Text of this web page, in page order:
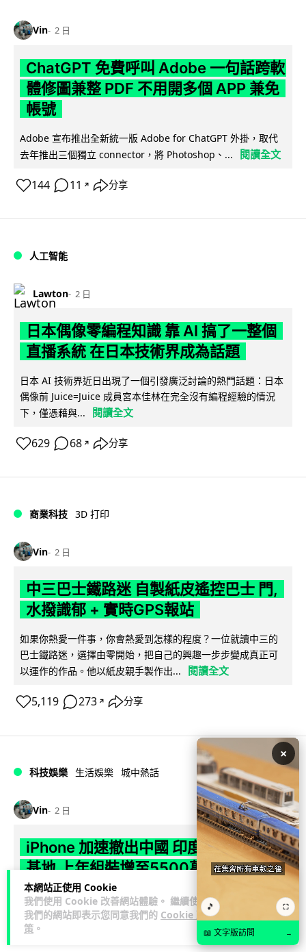
本網站正使用 Cookie
我們使用 Cookie 改善網站體驗。 繼續使用
我們的網站即表示您同意我們的 Cookie 政
策 。
Vin 2 日
ChatGPT 免費呼叫 Adobe 一句話跨軟
體修圖兼整 PDF 不用開多個 APP 兼免
帳號
Adobe 宣布推出全新統一版 Adobe for ChatGPT 外掛，取代
去年推出三個獨立 connector，將 Photoshop、...
閱讀全文
144 11 ↗ 分享
人工智能
Lawton 2 日
日本偶像零編程知識 靠 AI 搞了一整個
直播系統 在日本技術界成為話題
日本 AI 技術界近日出現了一個引發廣泛討論的熱門話題：日本
偶像前 Juice=Juice 成員宮本佳林在完全沒有編程經驗的情況
下，僅憑藉與...
閱讀全文
629 68 ↗ 分享
商業科技 3D 打印
Vin 2 日
中三巴士鐵路迷 自製紙皮遙控巴士 門,
水撥識郁 + 實時GPS報站
如果你熱愛一件事，你會熱愛到怎樣的程度？一位就讀中三的
巴士鐵路迷，選擇由零開始，把自己的興趣一步步變成真正可
以運作的作品。他以紙皮親手製作出...
閱讀全文
5,119 273 ↗ 分享
科技娛樂 生活娛樂 城中熱話
Vin 2 日
iPhone 加速撤出中國 印度成新機主要
基地 上年組裝增至5500萬部
Apple 加速將 iPhone 生產線由中國轉往印度，目標兩年內將
產量最高 50% 移至當地。印度政府推出關稅豁免及稅務優惠延
長至 204...
×
🎵 ⛶
📖 文字版訪問 →